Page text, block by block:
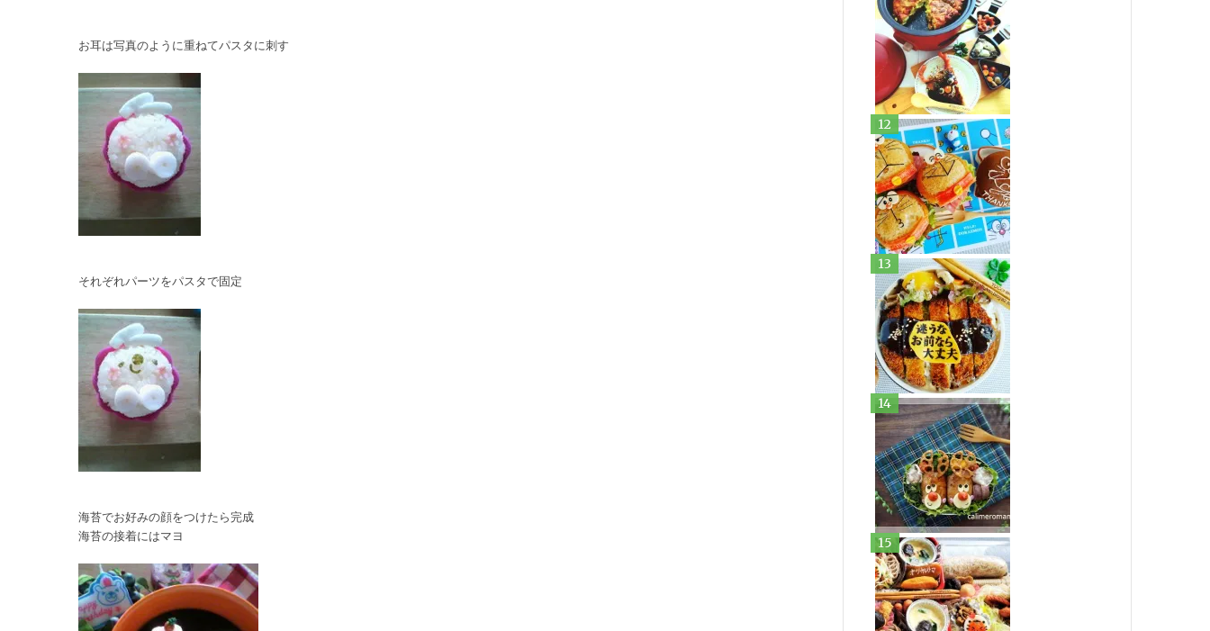
お耳は写真のように重ねてパスタに刺す
それぞれパーツをパスタで固定
海苔でお好みの顔をつけたら完成
海苔の接着にはマヨ